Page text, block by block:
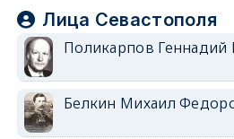
Лица Севастополя
Поликарпов Геннадий
Белкин Михаил